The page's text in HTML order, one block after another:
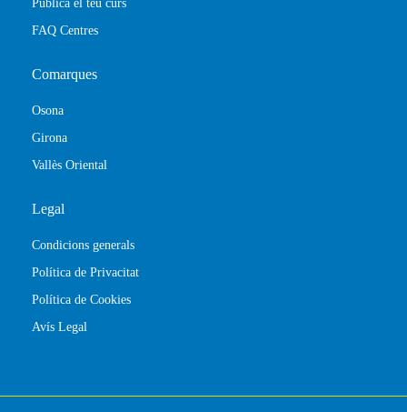
Publica el teu curs
FAQ Centres
Comarques
Osona
Girona
Vallès Oriental
Legal
Condicions generals
Política de Privacitat
Política de Cookies
Avís Legal